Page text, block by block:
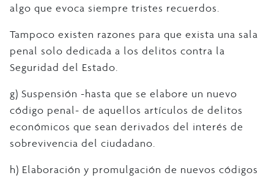
algo que evoca siempre tristes recuerdos.
Tampoco existen razones para que exista una sala
penal solo dedicada a los delitos contra la
Seguridad del Estado.
g) Suspensión -hasta que se elabore un nuevo
código penal- de aquellos artículos de delitos
económicos que sean derivados del interés de
sobrevivencia del ciudadano.
h) Elaboración y promulgación de nuevos códigos